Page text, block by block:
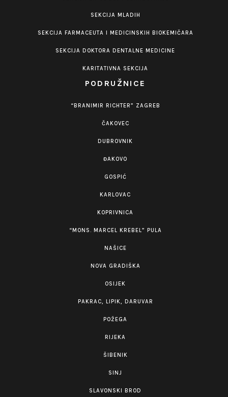
SEKCIJA MLADIH
SEKCIJA FARMACEUTA I MEDICINSKIH BIOKEMIČARA
SEKCIJA DOKTORA DENTALNE MEDICINE
KARITATIVNA SEKCIJA
PODRUŽNICE
“BRANIMIR RICHTER” ZAGREB
ČAKOVEC
DUBROVNIK
ĐAKOVO
GOSPIĆ
KARLOVAC
KOPRIVNICA
“MONS. MARCEL KREBEL” PULA
NAŠICE
NOVA GRADIŠKA
OSIJEK
PAKRAC, LIPIK, DARUVAR
POŽEGA
RIJEKA
ŠIBENIK
SINJ
SLAVONSKI BROD